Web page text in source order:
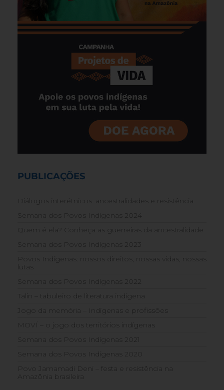
PUBLICAÇÕES
Diálogos interétnicos: ancestralidades e resistência
Semana dos Povos Indígenas 2024
Quem é ela? Conheça as guerreiras da ancestralidade
Semana dos Povos Indígenas 2023
Povos Indígenas: nossos direitos, nossas vidas, nossas
lutas
Semana dos Povos Indígenas 2022
Talin – tabuleiro de literatura indígena
Jogo da memória – Indígenas e profissões
MOVÍ – o jogo dos territórios indígenas
Semana dos Povos Indígenas 2021
Semana dos Povos Indígenas 2020
Povo Jamamadi Deni – festa e resistência na
Amazônia brasileira